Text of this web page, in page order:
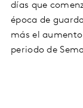
días que
época de
más el
periodo de